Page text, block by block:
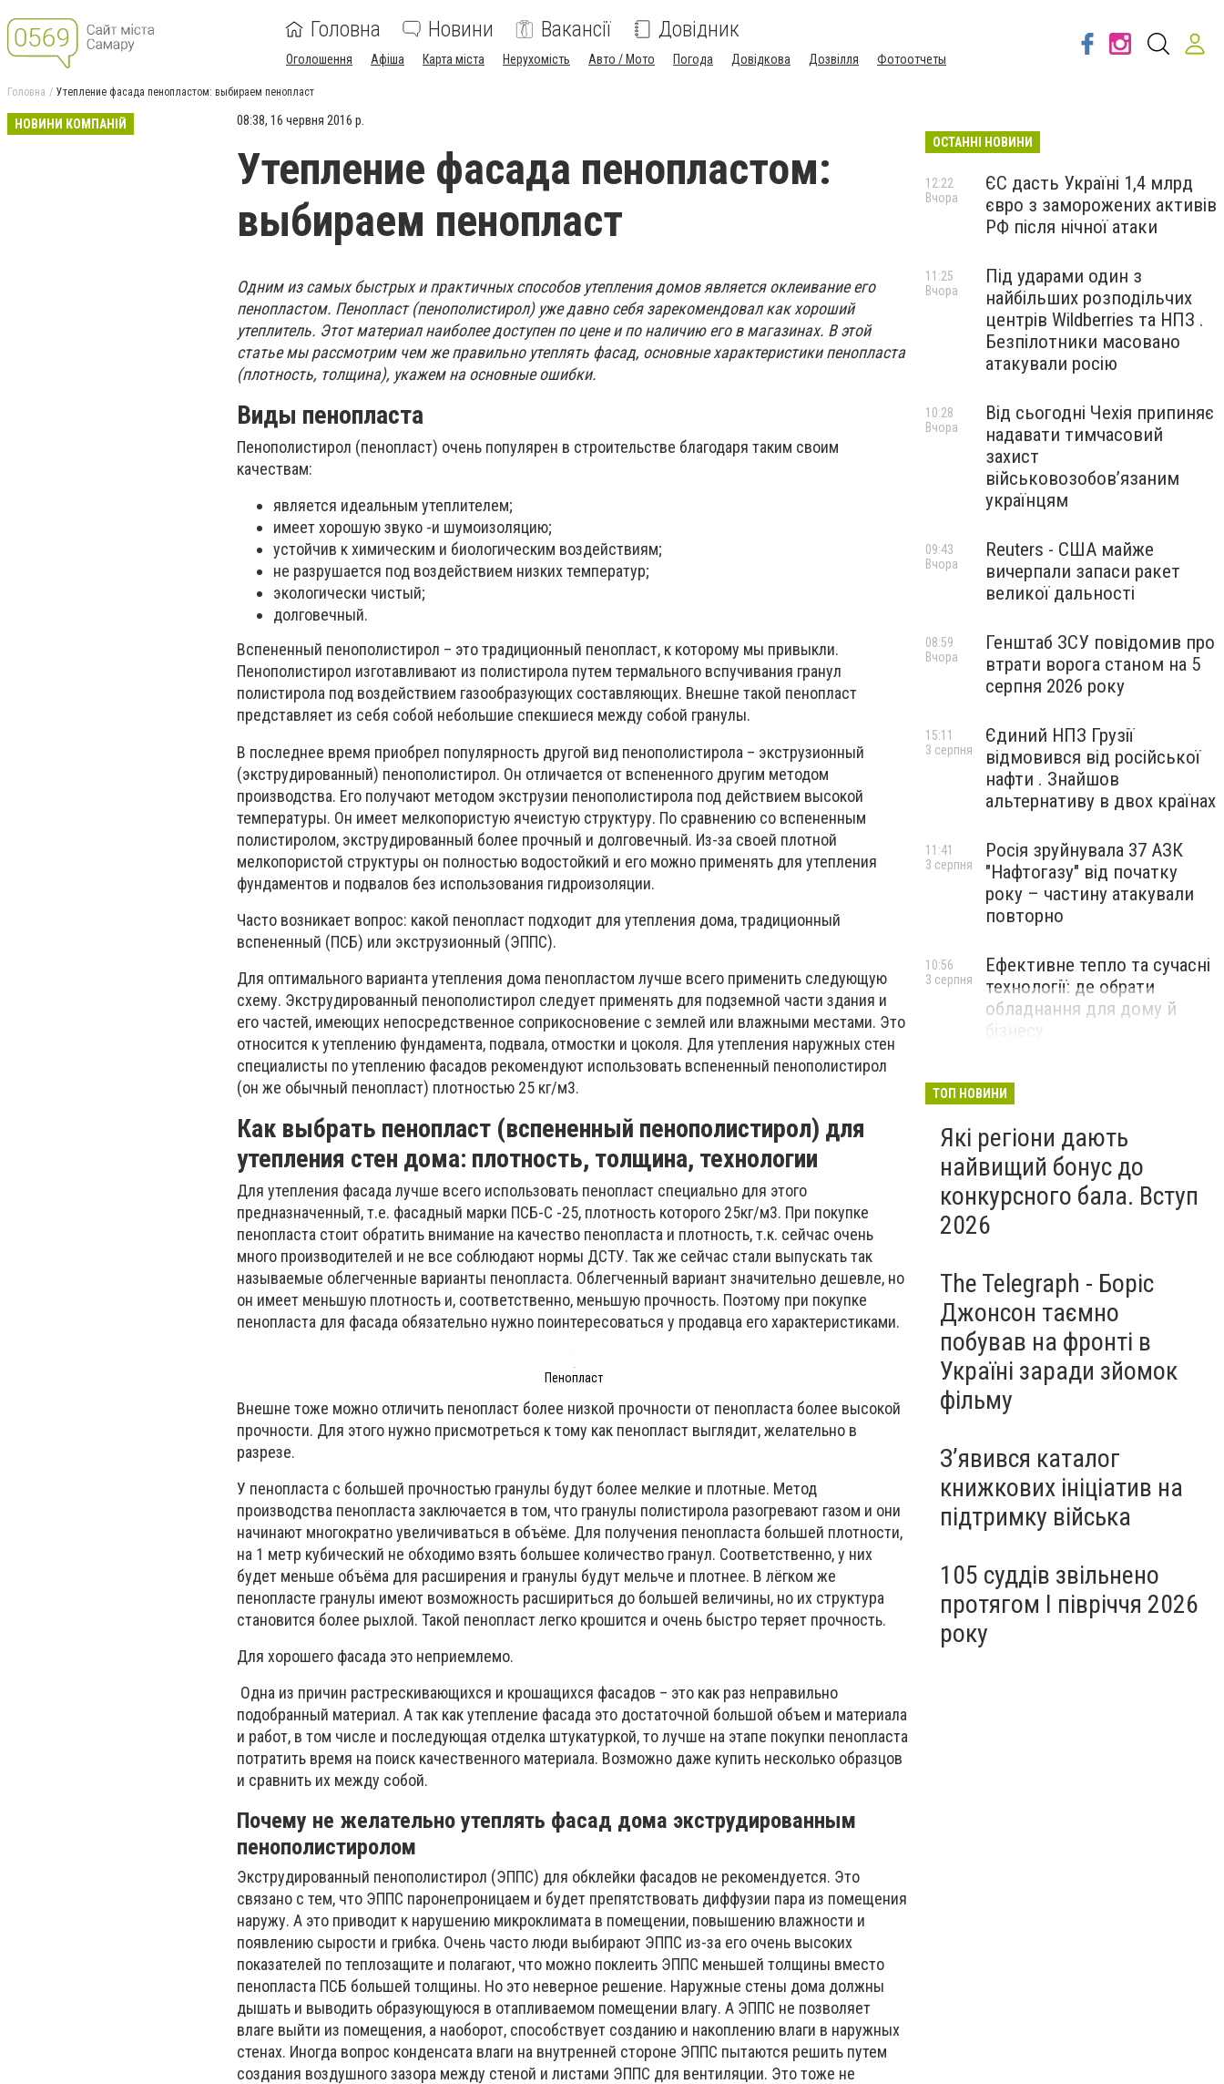
Головна Новини Вакансії Довідник
Оголошення Афіша Карта міста Нерухомість Авто / Мото Погода Довідкова Дозвілля Фотоотчеты
Головна Утепление фасада пенопластом: выбираем пенопласт
НОВИНИ КОМПАНІЙ 08:38, 16 червня 2016 р.
Утепление фасада пенопластом:
выбираем пенопласт
Одним из самых быстрых и практичных способов утепления домов является оклеивание его
пенопластом. Пенопласт (пенополистирол) уже давно себя зарекомендовал как хороший
утеплитель. Этот материал наиболее доступен по цене и по наличию его в магазинах. В этой
статье мы рассмотрим чем же правильно утеплять фасад, основные характеристики пенопласта
(плотность, толщина), укажем на основные ошибки.
Виды пенопласта
Пенополистирол (пенопласт) очень популярен в строительстве благодаря таким своим
качествам:
является идеальным утеплителем;
имеет хорошую звуко -и шумоизоляцию;
устойчив к химическим и биологическим воздействиям;
не разрушается под воздействием низких температур;
экологически чистый;
долговечный.
Вспененный пенополистирол – это традиционный пенопласт, к которому мы привыкли.
Пенополистирол изготавливают из полистирола путем термального вспучивания гранул
полистирола под воздействием газообразующих составляющих. Внешне такой пенопласт
представляет из себя собой небольшие спекшиеся между собой гранулы.
В последнее время приобрел популярность другой вид пенополистирола – экструзионный
(экструдированный) пенополистирол. Он отличается от вспененного другим методом
производства. Его получают методом экструзии пенополистирола под действием высокой
температуры. Он имеет мелкопористую ячеистую структуру. По сравнению со вспененным
полистиролом, экструдированный более прочный и долговечный. Из-за своей плотной
мелкопористой структуры он полностью водостойкий и его можно применять для утепления
фундаментов и подвалов без использования гидроизоляции.
Часто возникает вопрос: какой пенопласт подходит для утепления дома, традиционный
вспененный (ПСБ) или экструзионный (ЭППС).
Для оптимального варианта утепления дома пенопластом лучше всего применить следующую
схему. Экструдированный пенополистирол следует применять для подземной части здания и
его частей, имеющих непосредственное соприкосновение с землей или влажными местами. Это
относится к утеплению фундамента, подвала, отмостки и цоколя. Для утепления наружных стен
специалисты по утеплению фасадов рекомендуют использовать вспененный пенополистирол
(он же обычный пенопласт) плотностью 25 кг/м3.
Как выбрать пенопласт (вспененный пенополистирол) для
утепления стен дома: плотность, толщина, технологии
Для утепления фасада лучше всего использовать пенопласт специально для этого
предназначенный, т.е. фасадный марки ПСБ-С -25, плотность которого 25кг/м3. При покупке
пенопласта стоит обратить внимание на качество пенопласта и плотность, т.к. сейчас очень
много производителей и не все соблюдают нормы ДСТУ. Так же сейчас стали выпускать так
называемые облегченные варианты пенопласта. Облегченный вариант значительно дешевле, но
он имеет меньшую плотность и, соответственно, меньшую прочность. Поэтому при покупке
пенопласта для фасада обязательно нужно поинтересоваться у продавца его характеристиками.
Пенопласт
Внешне тоже можно отличить пенопласт более низкой прочности от пенопласта более высокой
прочности. Для этого нужно присмотреться к тому как пенопласт выглядит, желательно в
разрезе.
У пенопласта с большей прочностью гранулы будут более мелкие и плотные. Метод
производства пенопласта заключается в том, что гранулы полистирола разогревают газом и они
начинают многократно увеличиваться в объёме. Для получения пенопласта большей плотности,
на 1 метр кубический не обходимо взять большее количество гранул. Соответственно, у них
будет меньше объёма для расширения и гранулы будут мельче и плотнее. В лёгком же
пенопласте гранулы имеют возможность расшириться до большей величины, но их структура
становится более рыхлой. Такой пенопласт легко крошится и очень быстро теряет прочность.
Для хорошего фасада это неприемлемо.
Одна из причин растрескивающихся и крошащихся фасадов – это как раз неправильно
подобранный материал. А так как утепление фасада это достаточной большой объем и материала
и работ, в том числе и последующая отделка штукатуркой, то лучше на этапе покупки пенопласта
потратить время на поиск качественного материала. Возможно даже купить несколько образцов
и сравнить их между собой.
Почему не желательно утеплять фасад дома экструдированным
пенополистиролом
Экструдированный пенополистирол (ЭППС) для обклейки фасадов не рекомендуется. Это
связано с тем, что ЭППС паронепроницаем и будет препятствовать диффузии пара из помещения
наружу. А это приводит к нарушению микроклимата в помещении, повышению влажности и
появлению сырости и грибка. Очень часто люди выбирают ЭППС из-за его очень высоких
показателей по теплозащите и полагают, что можно поклеить ЭППС меньшей толщины вместо
пенопласта ПСБ большей толщины. Но это неверное решение. Наружные стены дома должны
дышать и выводить образующуюся в отапливаемом помещении влагу. А ЭППС не позволяет
влаге выйти из помещения, а наоборот, способствует созданию и накоплению влаги в наружных
стенах. Иногда вопрос конденсата влаги на внутренней стороне ЭППС пытаются решить путем
создания воздушного зазора между стеной и листами ЭППС для вентиляции. Это тоже не
ОСТАННІ НОВИНИ
ЄС дасть Україні 1,4 млрд
євро з заморожених активів
РФ після нічної атаки
12:22
Вчора
Під ударами один з
найбільших розподільчих
центрів Wildberries та НПЗ .
Безпілотники масовано
атакували росію
11:25
Вчора
Від сьогодні Чехія припиняє
надавати тимчасовий
захист
військовозобов’язаним
українцям
10:28
Вчора
Reuters - США майже
вичерпали запаси ракет
великої дальності
09:43
Вчора
Генштаб ЗСУ повідомив про
втрати ворога станом на 5
серпня 2026 року
08:59
Вчора
Єдиний НПЗ Грузії
відмовився від російської
нафти . Знайшов
альтернативу в двох країнах
15:11
3 серпня
Росія зруйнувала 37 АЗК
"Нафтогазу" від початку
року – частину атакували
повторно
11:41
3 серпня
Ефективне тепло та сучасні
технології: де обрати
обладнання для дому й
бізнесу
10:56
3 серпня
ТОП НОВИНИ
Які регіони дають
найвищий бонус до
конкурсного бала. Вступ
2026
The Telegraph - Боріс
Джонсон таємно
побував на фронті в
Україні заради зйомок
фільму
З’явився каталог
книжкових ініціатив на
підтримку війська
105 суддів звільнено
протягом I півріччя 2026
року